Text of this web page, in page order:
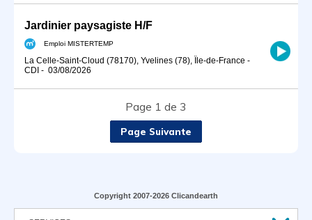
Jardinier paysagiste H/F
Emploi MISTERTEMP
La Celle-Saint-Cloud (78170), Yvelines (78), Île-de-France -
CDI - 03/08/2026
Page 1 de 3
Page Suivante
Copyright 2007-2026 Clicandearth